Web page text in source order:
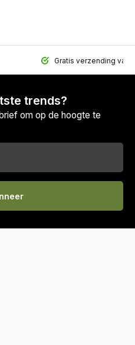
Gratis verzending
trends?
om op de hoogte te